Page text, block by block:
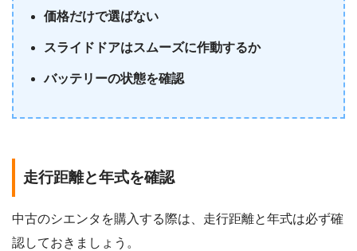
価格だけで選ばない
スライドドアはスムーズに作動するか
バッテリーの状態を確認
走行距離と年式を確認
中古のシエンタを購入する際は、走行距離と年式は必ず確
認しておきましょう。